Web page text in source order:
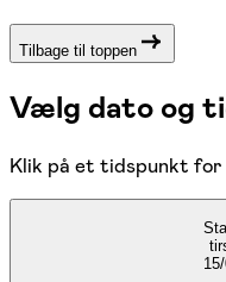
Tilbage til toppen
Vælg dato og
Klik på et tidspunkt for